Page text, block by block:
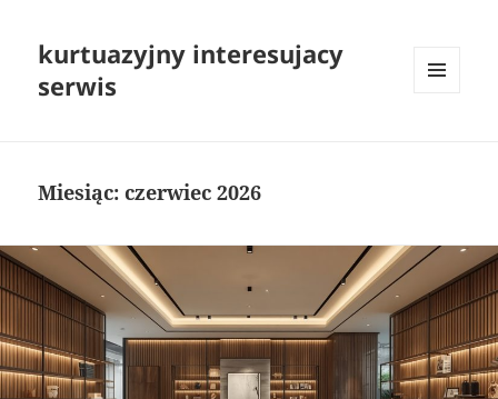
kurtuazyjny interesujacy
serwis
Miesiąc:czerwiec 2026